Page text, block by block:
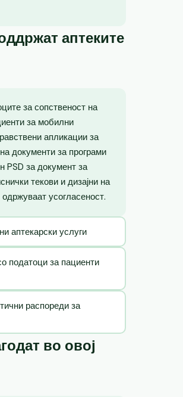
аптеките
за сопственост на
за мобилни
апликации за
документи за програми
PSD за документ за
текови и дизајни на
усогласеност.
аптекарски услуги
податоци за пациенти
распореди за
во овој